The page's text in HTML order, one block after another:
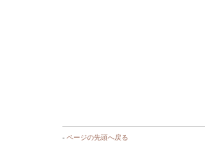
- ページの先頭へ戻る